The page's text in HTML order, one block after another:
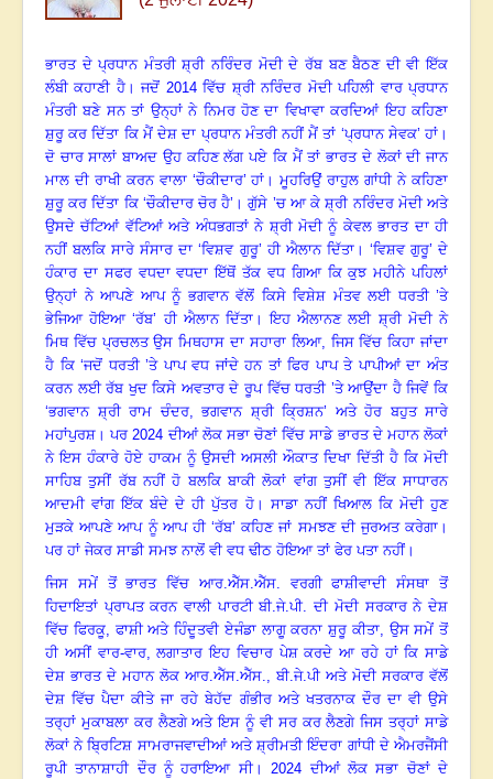
ਭਾਰਤ ਦੇ ਪ੍ਰਧਾਨ ਮੰਤਰੀ ਸ਼੍ਰੀ ਨਰਿੰਦਰ ਮੋਦੀ ਦੇ ਰੱਬ ਬਣ ਬੈਠਣ ਦੀ ਵੀ ਇੱਕ
ਲੰਬੀ ਕਹਾਣੀ ਹੈ। ਜਦੋਂ 2014ਵਿੱਚ ਸ਼੍ਰੀ ਨਰਿੰਦਰ ਮੋਦੀ ਪਹਿਲੀ ਵਾਰ ਪ੍ਰਧਾਨ
ਮੰਤਰੀ ਬਣੇ ਸਨ ਤਾਂ ਉਨ੍ਹਾਂ ਨੇ ਨਿਮਰ ਹੋਣ ਦਾ ਵਿਖਾਵਾ ਕਰਦਿਆਂ ਇਹ ਕਹਿਣਾ
ਸ਼ੁਰੂ ਕਰ ਦਿੱਤਾ ਕਿ ਮੈਂ ਦੇਸ਼ ਦਾ ਪ੍ਰਧਾਨ ਮੰਤਰੀ ਨਹੀਂ ਮੈਂ ਤਾਂ ‘ਪ੍ਰਧਾਨ ਸੇਵਕ’ ਹਾਂ।
ਦੋ ਚਾਰ ਸਾਲਾਂ ਬਾਅਦ ਉਹ ਕਹਿਣ ਲੱਗ ਪਏ ਕਿ ਮੈਂ ਤਾਂ ਭਾਰਤ ਦੇ ਲੋਕਾਂ ਦੀ ਜਾਨ
ਮਾਲ ਦੀ ਰਾਖੀ ਕਰਨ ਵਾਲਾ ‘ਚੌਕੀਦਾਰ’ ਹਾਂ। ਮੂਹਰਿਉਂ ਰਾਹੁਲ ਗਾਂਧੀ ਨੇ ਕਹਿਣਾ
ਸ਼ੁਰੂ ਕਰ ਦਿੱਤਾ ਕਿ ‘ਚੌਕੀਦਾਰ ਚੋਰ ਹੈ’। ਗੁੱਸੇ ’ਚ ਆ ਕੇ ਸ਼੍ਰੀ ਨਰਿੰਦਰ ਮੋਦੀ ਅਤੇ
ਉਸਦੇ ਚੱਟਿਆਂ ਵੱਟਿਆਂ ਅਤੇ ਅੰਧਭਗਤਾਂ ਨੇ ਸ਼੍ਰੀ ਮੋਦੀ ਨੂੰ ਕੇਵਲ ਭਾਰਤ ਦਾ ਹੀ
ਨਹੀਂ ਬਲਕਿ ਸਾਰੇ ਸੰਸਾਰ ਦਾ ‘ਵਿਸ਼ਵ ਗੁਰੂ’ ਹੀ ਐਲਾਨ ਦਿੱਤਾ। ‘ਵਿਸ਼ਵ ਗੁਰੂ’ ਦੇ
ਹੰਕਾਰ ਦਾ ਸਫਰ ਵਧਦਾ ਵਧਦਾ ਇੱਥੋਂ ਤੱਕ ਵਧ ਗਿਆ ਕਿ ਕੁਝ ਮਹੀਨੇ ਪਹਿਲਾਂ
ਉਨ੍ਹਾਂ ਨੇ ਆਪਣੇ ਆਪ ਨੂੰ ਭਗਵਾਨ ਵੱਲੋਂ ਕਿਸੇ ਵਿਸ਼ੇਸ਼ ਮੰਤਵ ਲਈ ਧਰਤੀ ’ਤੇ
ਭੇਜਿਆ ਹੋਇਆ ‘ਰੱਬ’ ਹੀ ਐਲਾਨ ਦਿੱਤਾ। ਇਹ ਐਲਾਨਣ ਲਈ ਸ਼੍ਰੀ ਮੋਦੀ ਨੇ
ਮਿਥ ਵਿੱਚ ਪ੍ਰਚਲਤ ਉਸ ਮਿਥਹਾਸ ਦਾ ਸਹਾਰਾ ਲਿਆ, ਜਿਸ ਵਿੱਚ ਕਿਹਾ ਜਾਂਦਾ
ਹੈ ਕਿ ‘ਜਦੋਂ ਧਰਤੀ ’ਤੇ ਪਾਪ ਵਧ ਜਾਂਦੇ ਹਨ ਤਾਂ ਫਿਰ ਪਾਪ ਤੇ ਪਾਪੀਆਂ ਦਾ ਅੰਤ
ਕਰਨ ਲਈ ਰੱਬ ਖੁਦ ਕਿਸੇ ਅਵਤਾਰ ਦੇ ਰੂਪ ਵਿੱਚ ਧਰਤੀ ’ਤੇ ਆਉਂਦਾ ਹੈ ਜਿਵੇਂ ਕਿ
‘ਭਗਵਾਨ ਸ਼੍ਰੀ ਰਾਮ ਚੰਦਰ, ਭਗਵਾਨ ਸ਼੍ਰੀ ਕ੍ਰਿਸ਼ਨ’ ਅਤੇ ਹੋਰ ਬਹੁਤ ਸਾਰੇ
ਮਹਾਂਪੁਰਸ਼। ਪਰ2024 ਦੀਆਂ ਲੋਕ ਸਭਾ ਚੋਣਾਂ ਵਿੱਚ ਸਾਡੇ ਭਾਰਤ ਦੇ ਮਹਾਨ ਲੋਕਾਂ
ਨੇ ਇਸ ਹੰਕਾਰੇ ਹੋਏ ਹਾਕਮ ਨੂੰ ਉਸਦੀ ਅਸਲੀ ਔਕਾਤ ਦਿਖਾ ਦਿੱਤੀ ਹੈ ਕਿ ਮੋਦੀ
ਸਾਹਿਬ ਤੁਸੀਂ ਰੱਬ ਨਹੀਂ ਹੋ ਬਲਕਿ ਬਾਕੀ ਲੋਕਾਂ ਵਾਂਗ ਤੁਸੀਂ ਵੀ ਇੱਕ ਸਾਧਾਰਨ
ਆਦਮੀ ਵਾਂਗ ਇੱਕ ਬੰਦੇ ਦੇ ਹੀ ਪੁੱਤਰ ਹੋ। ਸਾਡਾ ਨਹੀਂ ਖਿਆਲ ਕਿ ਮੋਦੀ ਹੁਣ
ਮੁੜਕੇ ਆਪਣੇ ਆਪ ਨੂੰ ਆਪ ਹੀ ‘ਰੱਬ’ ਕਹਿਣ ਜਾਂ ਸਮਝਣ ਦੀ ਜੁਰਅਤ ਕਰੇਗਾ।
ਪਰ ਹਾਂ ਜੇਕਰ ਸਾਡੀ ਸਮਝ ਨਾਲੋਂ ਵੀ ਵਧ ਢੀਠ ਹੋਇਆ ਤਾਂ ਫੇਰ ਪਤਾ ਨਹੀਂ।
ਜਿਸ ਸਮੇਂ ਤੋਂ ਭਾਰਤ ਵਿੱਚ ਆਰ.ਐੱਸ.ਐੱਸ. ਵਰਗੀ ਫਾਸ਼ੀਵਾਦੀ ਸੰਸਥਾ ਤੋਂ
ਹਿਦਾਇਤਾਂ ਪ੍ਰਾਪਤ ਕਰਨ ਵਾਲੀ ਪਾਰਟੀ ਬੀ.ਜੇ.ਪੀ. ਦੀ ਮੋਦੀ ਸਰਕਾਰ ਨੇ ਦੇਸ਼
ਵਿੱਚ ਫਿਰਕੂ, ਫਾਸ਼ੀ ਅਤੇ ਹਿੰਦੂਤਵੀ ਏਜੰਡਾ ਲਾਗੂ ਕਰਨਾ ਸ਼ੁਰੂ ਕੀਤਾ, ਉਸ ਸਮੇਂ ਤੋਂ
ਹੀ ਅਸੀਂ ਵਾਰ-ਵਾਰ,ਲਗਾਤਾਰ ਇਹ ਵਿਚਾਰ ਪੇਸ਼ ਕਰਦੇ ਆ ਰਹੇ ਹਾਂ ਕਿ ਸਾਡੇ
ਦੇਸ਼ ਭਾਰਤ ਦੇ ਮਹਾਨ ਲੋਕ ਆਰ.ਐੱਸ.ਐੱਸ., ਬੀ.ਜੇ.ਪੀ ਅਤੇ ਮੋਦੀ ਸਰਕਾਰ ਵੱਲੋਂ
ਦੇਸ਼ ਵਿੱਚ ਪੈਦਾ ਕੀਤੇ ਜਾ ਰਹੇ ਬੇਹੱਦ ਗੰਭੀਰ ਅਤੇ ਖਤਰਨਾਕ ਦੌਰ ਦਾ ਵੀ ਉਸੇ
ਤਰ੍ਹਾਂ ਮੁਕਾਬਲਾ ਕਰ ਲੈਣਗੇ ਅਤੇ ਇਸ ਨੂੰ ਵੀ ਸਰ ਕਰ ਲੈਣਗੇ ਜਿਸ ਤਰ੍ਹਾਂ ਸਾਡੇ
ਲੋਕਾਂ ਨੇ ਬ੍ਰਿਟਿਸ਼ ਸਾਮਰਾਜਵਾਦੀਆਂ ਅਤੇ ਸ਼੍ਰੀਮਤੀ ਇੰਦਰਾ ਗਾਂਧੀ ਦੇ ਐਮਰਜੈਂਸੀ
ਰੂਪੀ ਤਾਨਾਸ਼ਾਹੀ ਦੌਰ ਨੂੰ ਹਰਾਇਆ ਸੀ।2024 ਦੀਆਂ ਲੋਕ ਸਭਾ ਚੋਣਾਂ ਦੇ